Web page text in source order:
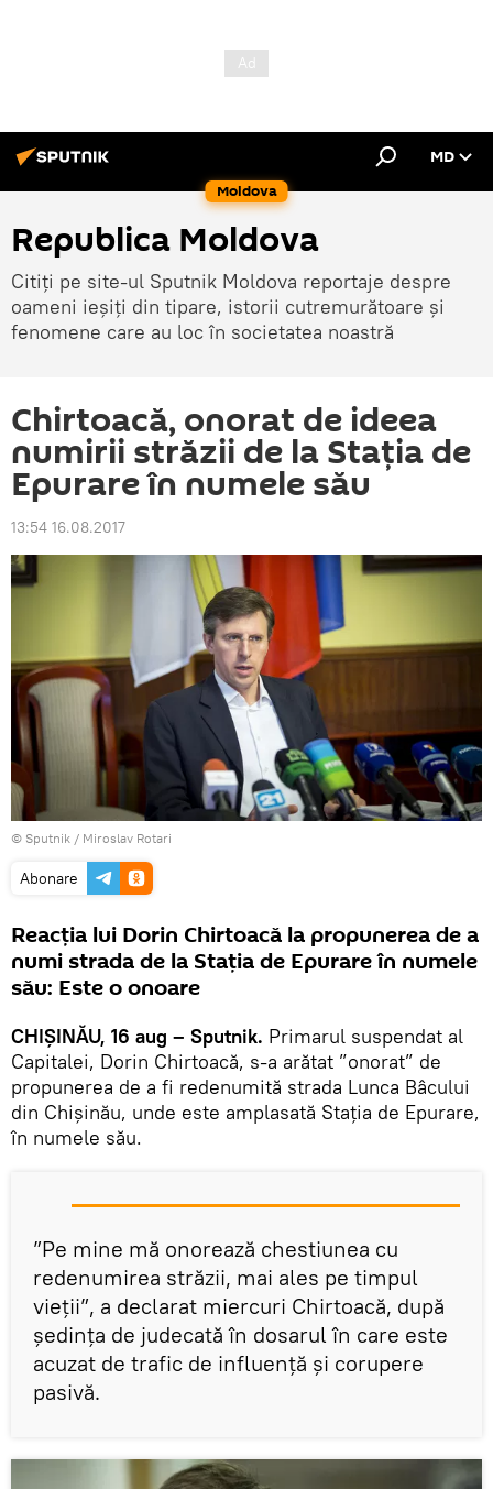
Moldova
MD
Republica Moldova
Citiți pe site-ul Sputnik Moldova reportaje despre
oameni ieșiți din tipare, istorii cutremurătoare și
fenomene care au loc în societatea noastră
Chirtoacă, onorat de ideea
numirii străzii de la Stația de
Epurare în numele său
13:54 16.08.2017
© Sputnik / Miroslav Rotari
Abonare
Reacția lui Dorin Chirtoacă la propunerea de a
numi strada de la Stația de Epurare în numele
său: Este o onoare
CHIȘINĂU, 16 aug – Sputnik. Primarul suspendat al
Capitalei, Dorin Chirtoacă, s-a arătat ”onorat” de
propunerea de a fi redenumită strada Lunca Bâcului
din Chișinău, unde este amplasată Stația de Epurare,
în numele său.
”Pe mine mă onorează chestiunea cu
redenumirea străzii, mai ales pe timpul
vieții”, a declarat miercuri Chirtoacă, după
ședința de judecată în dosarul în care este
acuzat de trafic de influență și corupere
pasivă.